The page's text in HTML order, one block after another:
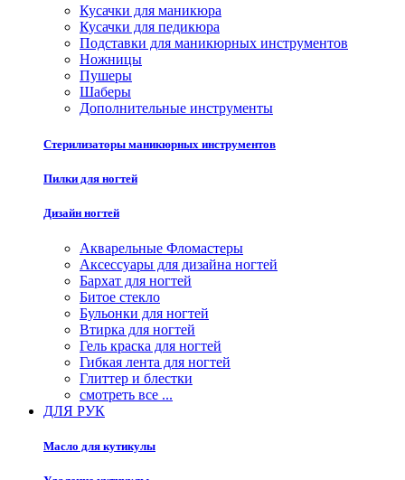
Кусачки для маникюра
Кусачки для педикюра
Подставки для маникюрных инструментов
Ножницы
Пушеры
Шаберы
Дополнительные инструменты
Стерилизаторы маникюрных инструментов
Пилки для ногтей
Дизайн ногтей
Акварельные Фломастеры
Аксессуары для дизайна ногтей
Бархат для ногтей
Битое стекло
Бульонки для ногтей
Втирка для ногтей
Гель краска для ногтей
Гибкая лента для ногтей
Глиттер и блестки
смотреть все ...
ДЛЯ РУК
Масло для кутикулы